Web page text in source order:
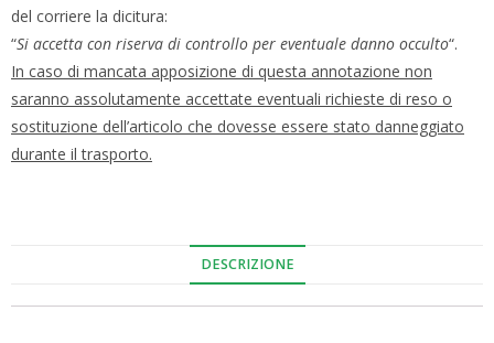
del corriere la dicitura:
“Si accetta con riserva di controllo per eventuale danno occulto“.
In caso di mancata apposizione di questa annotazione non
saranno assolutamente accettate eventuali richieste di reso o
sostituzione dell’articolo che dovesse essere stato danneggiato
durante il trasporto.
DESCRIZIONE